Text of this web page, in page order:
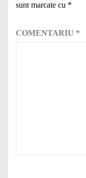
sunt marcate cu *
COMENTARIU *